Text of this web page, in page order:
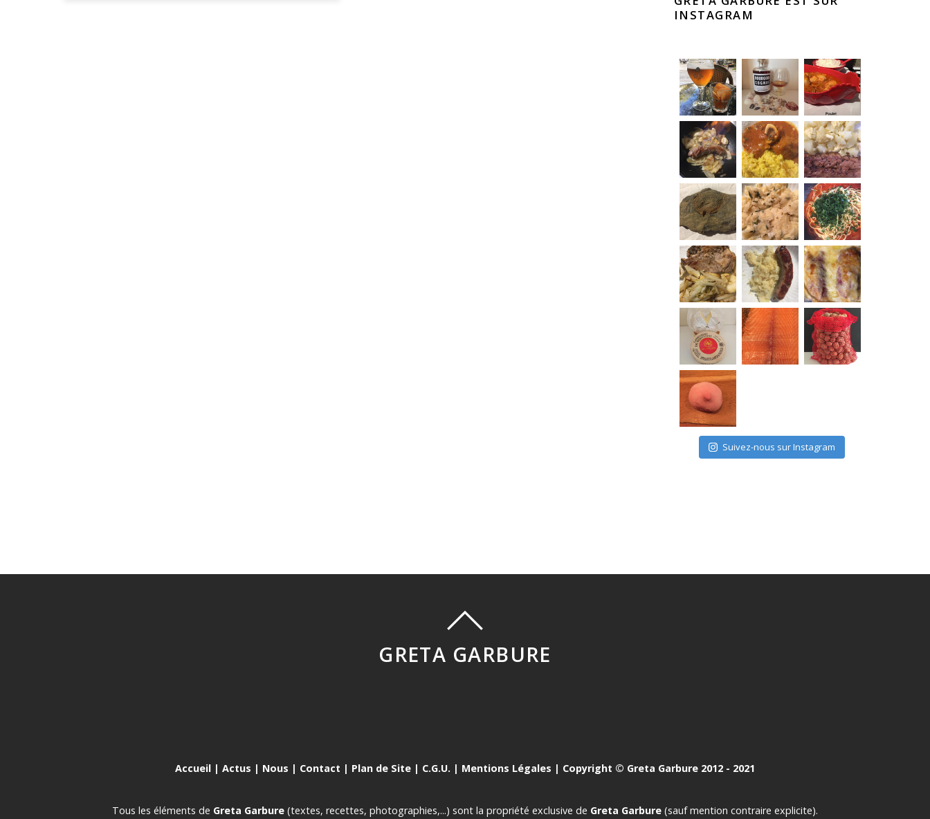
INSTAGRAM
Suivez-nous sur Instagram
GRETA GARBURE
Accueil | Actus | Nous | Contact | Plan de Site | C.G.U. | Mentions Légales | Copyright © Greta Garbure 2012 - 2021
Tous les éléments de Greta Garbure (textes, recettes, photographies,...) sont la propriété exclusive de Greta Garbure (sauf mention contraire explicite).